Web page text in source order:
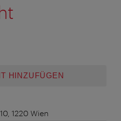
HINZUFÜGEN
1220 Wien